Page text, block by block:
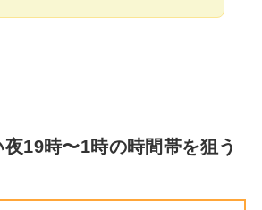
19時〜1時の時間帯を狙う